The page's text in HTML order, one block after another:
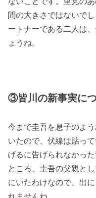
間の大きさではないで
ートナーである二人は
ょうね。
③皆川の新事実に
今まで圭吾を息子のよ
いたので、伏線は貼っ
げるに告げられなかっ
ところ、圭吾の父親と
にいたわけなので、出
れませんね。